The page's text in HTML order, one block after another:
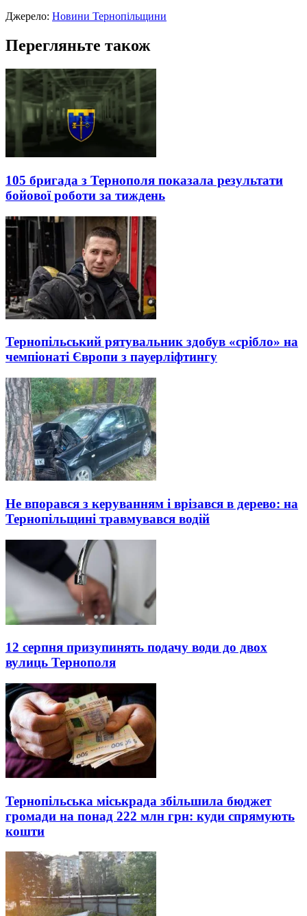
Джерело: Новини Тернопільщини
Перегляньте також
105 бригада з Тернополя показала результати
бойової роботи за тиждень
Тернопільський рятувальник здобув «срібло» на
чемпіонаті Європи з пауерліфтингу
Не впорався з керуванням і врізався в дерево: на
Тернопільщині травмувався водій
12 серпня призупинять подачу води до двох
вулиць Тернополя
Тернопільська міськрада збільшила бюджет
громади на понад 222 млн грн: куди спрямують
кошти